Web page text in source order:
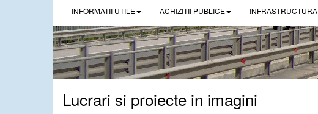
INFORMATII UTILE ACHIZITII PUBLICE INFRASTRUCTURA
Lucrari si proiecte in imagini